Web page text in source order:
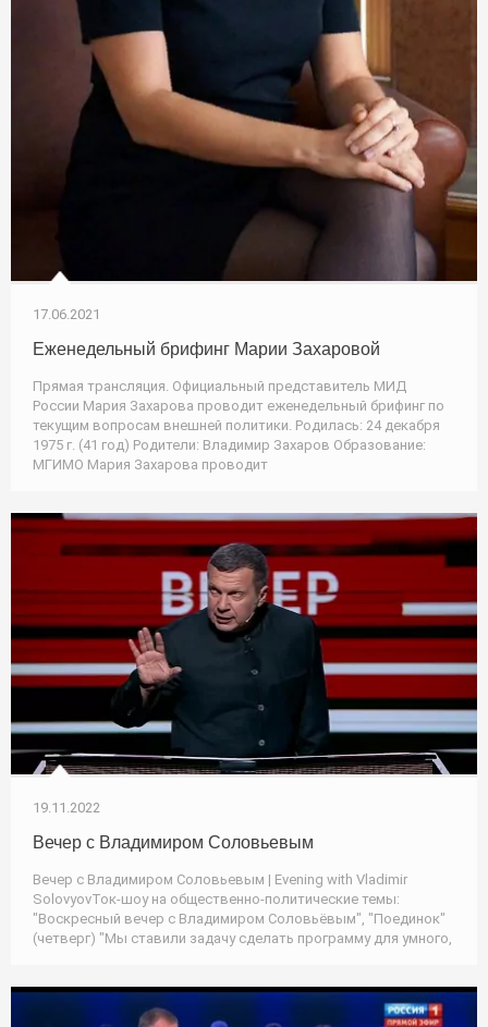
17.06.2021
Еженедельный брифинг Марии Захаровой
Прямая трансляция. Официальный представитель МИД
России Мария Захарова проводит еженедельный брифинг по
текущим вопросам внешней политики. Родилась: 24 декабря
1975 г. (41 год) Родители: Владимир Захаров Образование:
МГИМО Мария Захарова проводит
19.11.2022
Вечер с Владимиром Соловьевым
Вечер с Владимиром Соловьевым | Evening with Vladimir
SolovyovТок-шоу на общественно-политические темы:
"Воскресный вечер с Владимиром Соловьёвым", "Поединок"
(четверг) "Мы ставили задачу сделать программу для умного,